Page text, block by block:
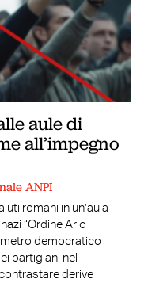
aule di
all’impegno
ANPI
romani in un’aula
“Ordine Ario
democratico
partigiani nel
derive